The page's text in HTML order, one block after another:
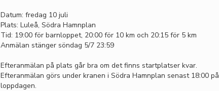
Datum: fredag 10 juli
Plats: Luleå, Södra Hamnplan
Tid: 19:00 för barnloppet, 20:00 för 10 km och 20:15 för 5 km
Anmälan stänger söndag 5/7 23:59
Efteranmälan på plats går bra om det finns startplatser kvar.
Efteranmälan görs under kranen i Södra Hamnplan senast 18:00 på
loppdagen.